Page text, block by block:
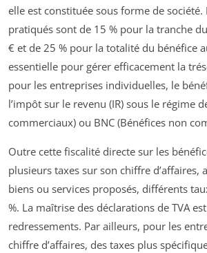
elle est constituée sous forme de
pratiqués sont de 15 % pour la tranche
€ et de 25 % pour la totalité du bénéfice
essentielle pour gérer efficacement la
pour les entreprises individuelles, le
l’impôt sur le revenu (IR) sous le régime
commerciaux) ou BNC (Bénéfices non
Outre cette fiscalité directe sur les
plusieurs taxes sur son chiffre d’affaires,
biens ou services proposés, différents
%. La maîtrise des déclarations de TVA
redressements. Par ailleurs, pour les
chiffre d’affaires, des taxes plus